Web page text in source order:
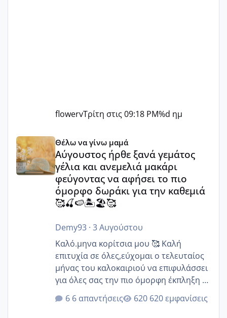
flowervΤρίτη στις 09:18 PM%d ημ
Αύγουστος ήρθε ξανά γεμάτος γέλια και ανεμελιά
Θέλω να γίνω μαμά
Αύγουστος ήρθε ξανά γεμάτος
γέλια και ανεμελιά μακάρι
φεύγοντας να αφήσει το πιο
όμορφο δωράκι για την καθεμιά
🥰🍒🍉🏝️🏖️🥰
Demy93· 3 Αυγούστου
Καλό.μηνα κορίτσια μου 🥰 Καλή
επιτυχία σε όλες,εύχομαι ο τελευταίος
μήνας του καλοκαιριού να επιφυλάσσει
για όλες σας την πιο όμορφη έκπληξη 🧿
@Elk @Melikara86 @Παρασκευαιδου
@Zenia z @melitiniღ @Christi.D.
6 απαντήσεις 620 εμφανίσεις